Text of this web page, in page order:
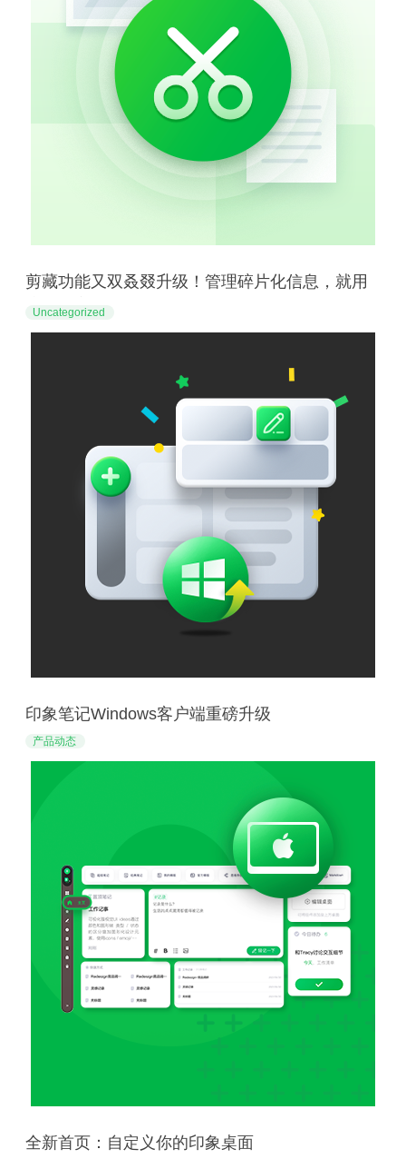
剪藏功能又双叒叕升级！管理碎片化信息，就用
这些好方法
Uncategorized
印象笔记Windows客户端重磅升级
产品动态
全新首页：自定义你的印象桌面